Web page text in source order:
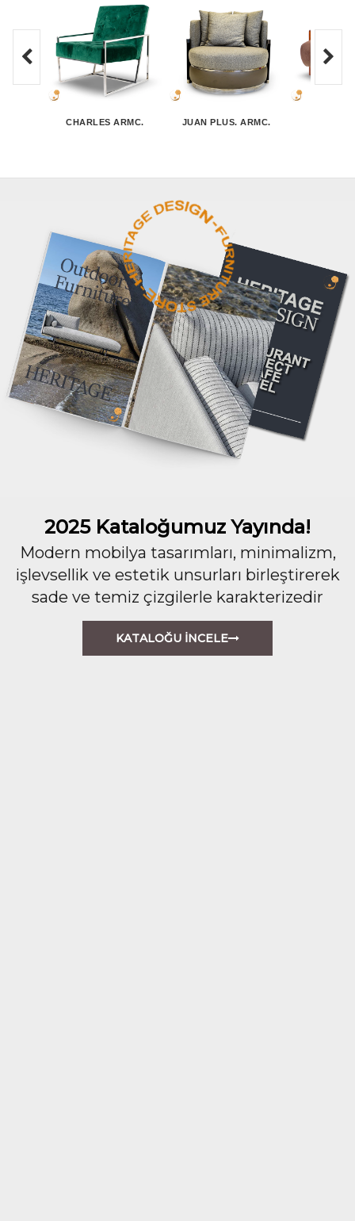
CHARLES ARMC. JUAN PLUS. ARMC.
2025 Kataloğumuz Yayında!
Modern mobilya tasarımları, minimalizm,
işlevsellik ve estetik unsurları birleştirerek
sade ve temiz çizgilerle karakterizedir
KATALOĞU İNCELE